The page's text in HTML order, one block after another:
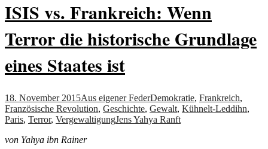
ISIS vs. Frankreich: Wenn
Terror die historische Grundlage
eines Staates ist
18. November 2015Aus eigener FederDemokratie, Frankreich,
Französische Revolution, Geschichte, Gewalt, Kühnelt-Leddihn,
Paris, Terror, VergewaltigungJens Yahya Ranft
von Yahya ibn Rainer